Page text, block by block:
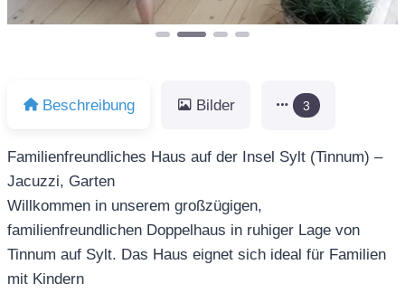
Beschreibung Bilder 3
Familienfreundliches Haus auf der Insel Sylt (Tinnum) –
Jacuzzi, Garten
Willkommen in unserem großzügigen,
familienfreundlichen Doppelhaus in ruhiger Lage von
Tinnum auf Sylt. Das Haus eignet sich ideal für Familien
mit Kindern